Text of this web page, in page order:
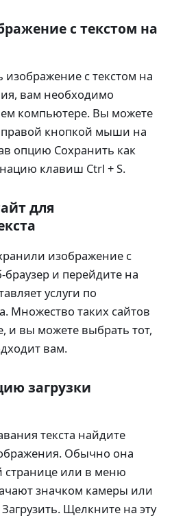
с текстом на
изображение с текстом на
вам необходимо
компьютере. Вы можете
правой кнопкой мыши на
опцию Сохранить как
клавиш Ctrl + S.
для
изображение с
браузер и перейдите на
услуги по
Множество таких сайтов
и вы можете выбрать тот,
вам.
загрузки
текста найдите
Обычно она
странице или в меню
значком камеры или
Щелкните на эту